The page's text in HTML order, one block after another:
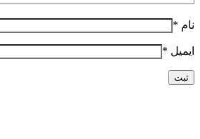
نام *
ایمیل *